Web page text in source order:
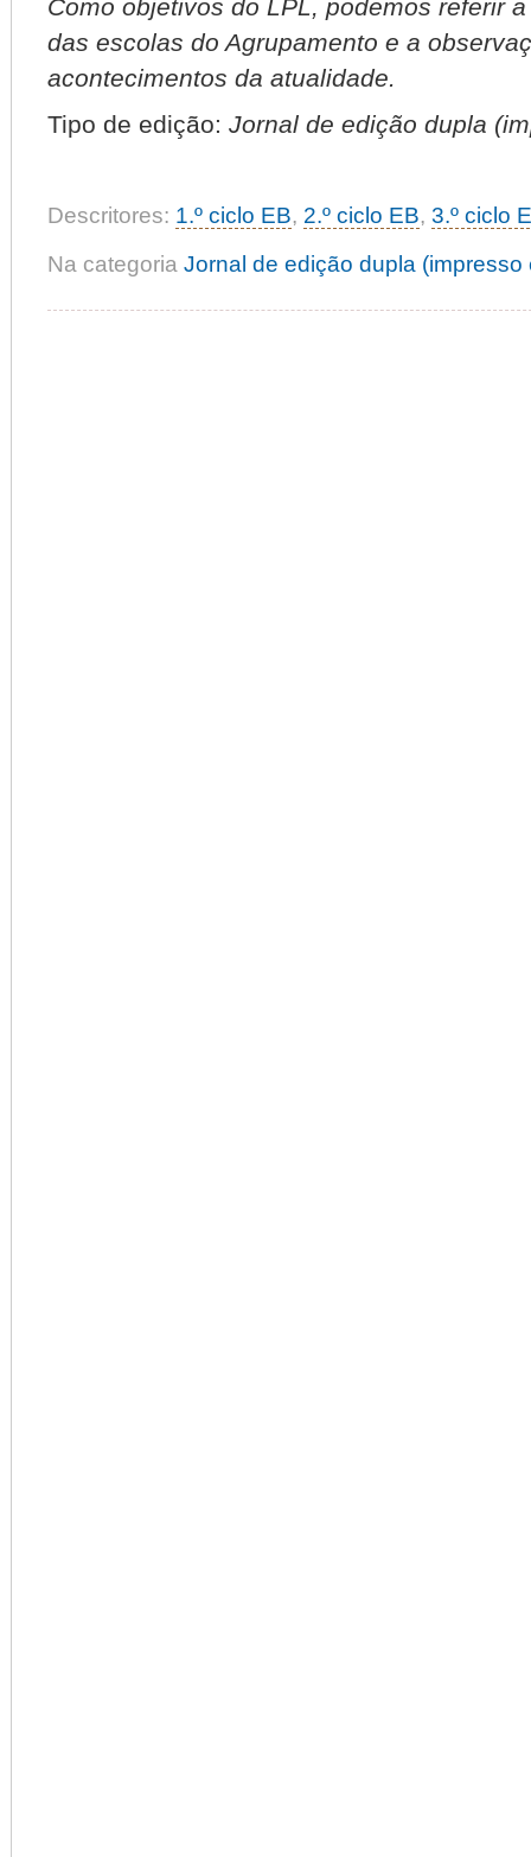
Como objetivos do LPL, podemos referir
das escolas do Agrupamento e a
acontecimentos da atualidade.
Tipo de edição: Jornal de edição dupla
Descritores: 1.º ciclo EB, 2.º ciclo EB, 3.º ciclo
Na categoria Jornal de edição dupla (impresso